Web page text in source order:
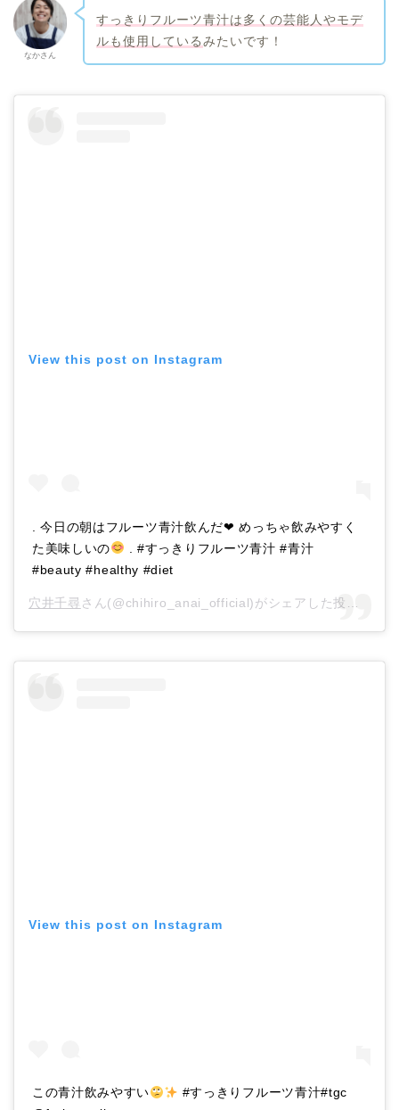
なかさん
すっきりフルーツ青汁は多くの芸能人やモデ
ルも使用しているみたいです！
View this post on Instagram
. 今日の朝はフルーツ青汁飲んだ❤︎ めっちゃ飲みやすく
た美味しいの
. #すっきりフルーツ青汁 #青汁
#beauty #healthy #diet
穴井千尋 さん(@chihiro_anai_official)がシェアした投稿 –
View this post on Instagram
この青汁飲みやすい
#すっきりフルーツ青汁#tgc